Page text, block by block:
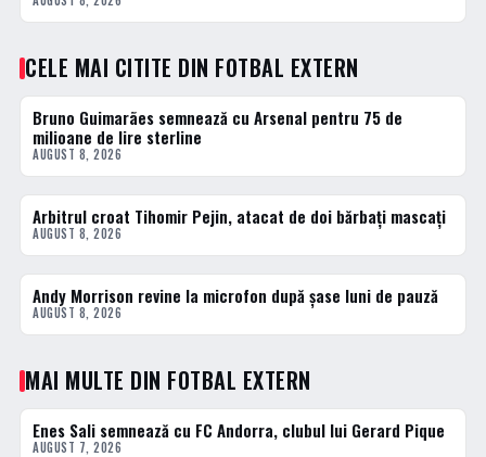
CELE MAI CITITE DIN FOTBAL EXTERN
1 · TOP
Bruno Guimarães semnează cu Arsenal pentru 75 de
milioane de lire sterline
AUGUST 8, 2026
2 · TOP
Arbitrul croat Tihomir Pejin, atacat de doi bărbați mascați
AUGUST 8, 2026
3 · TOP
Andy Morrison revine la microfon după șase luni de pauză
AUGUST 8, 2026
MAI MULTE DIN FOTBAL EXTERN
FOTBAL EXTERN
Enes Sali semnează cu FC Andorra, clubul lui Gerard Pique
AUGUST 7, 2026